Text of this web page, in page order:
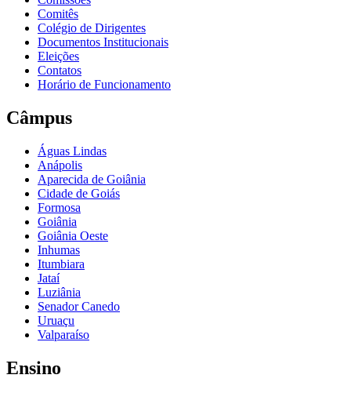
Comitês
Colégio de Dirigentes
Documentos Institucionais
Eleições
Contatos
Horário de Funcionamento
Câmpus
Águas Lindas
Anápolis
Aparecida de Goiânia
Cidade de Goiás
Formosa
Goiânia
Goiânia Oeste
Inhumas
Itumbiara
Jataí
Luziânia
Senador Canedo
Uruaçu
Valparaíso
Ensino